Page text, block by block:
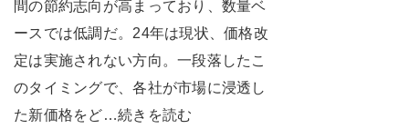
間の節約志向が高まっており、数量ベ
ースでは低調だ。24年は現状、価格改
定は実施されない方向。一段落したこ
のタイミングで、各社が市場に浸透し
た新価格をど…続きを読む